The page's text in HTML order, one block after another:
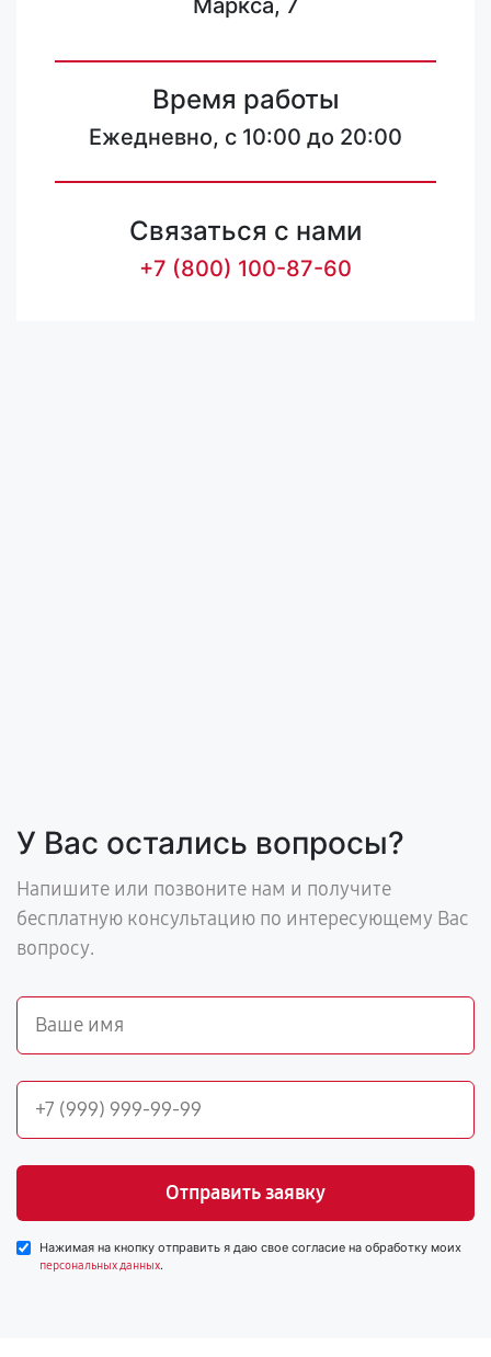
Маркса, 7
Время работы
Ежедневно, с 10:00 до 20:00
Связаться с нами
+7 (800) 100-87-60
У Вас остались вопросы?
Напишите или позвоните нам и получите
бесплатную консультацию по интересующему Вас
вопросу.
Отправить заявку
Нажимая на кнопку отправить я даю свое согласие на обработку моих
персональных данных.